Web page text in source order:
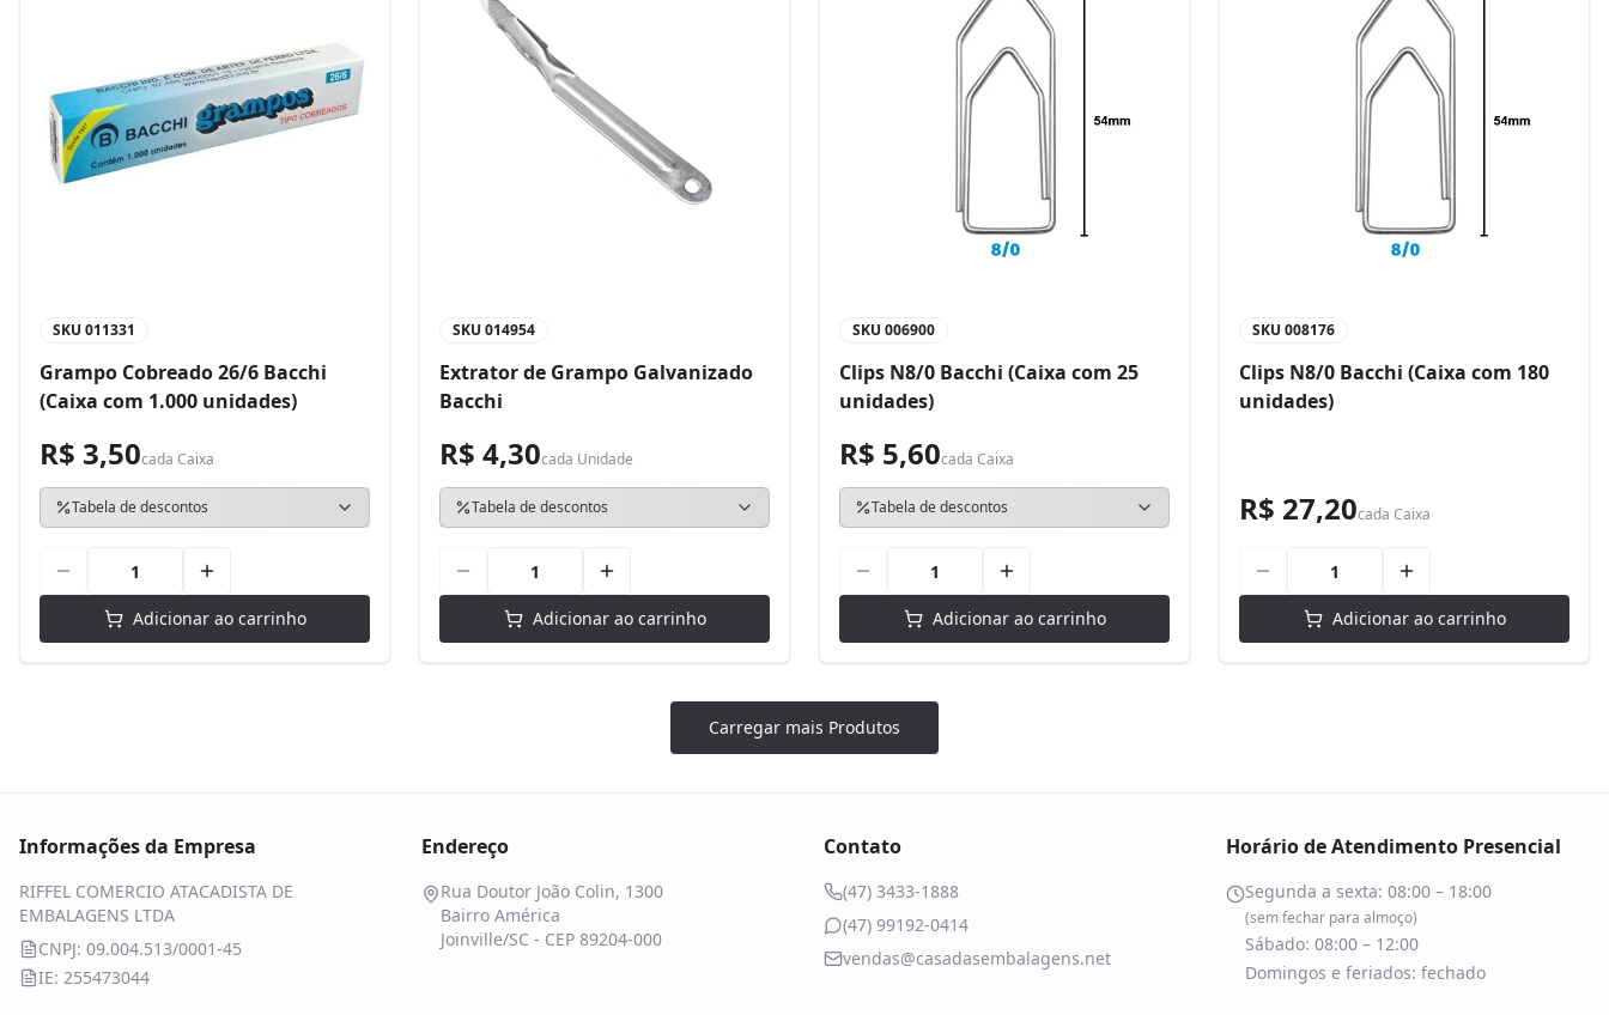
SKU 011331
Grampo Cobreado 26/6 Bacchi
(Caixa com 1.000 unidades)
R$ 3,50cada Caixa
Tabela de descontos
Adicionar ao carrinho
SKU 014954
Extrator de Grampo Galvanizado
Bacchi
R$ 4,30cada Unidade
Tabela de descontos
Adicionar ao carrinho
SKU 006900
Clips N8/0 Bacchi (Caixa com 25
unidades)
R$ 5,60cada Caixa
Tabela de descontos
Adicionar ao carrinho
SKU 008176
Clips N8/0 Bacchi (Caixa com 180
unidades)
R$ 27,20cada Caixa
Adicionar ao carrinho
Carregar mais Produtos
Informações da Empresa
RIFFEL COMERCIO ATACADISTA DE
EMBALAGENS LTDA
CNPJ: 09.004.513/0001-45
IE: 255473044
Endereço
Rua Doutor João Colin, 1300
Bairro América
Joinville/SC - CEP 89204-000
Contato
(47) 3433-1888
(47) 99192-0414
vendas@casadasembalagens.net
Horário de Atendimento Presencial
Segunda a sexta: 08:00 – 18:00
(sem fechar para almoço)
Sábado: 08:00 – 12:00
Domingos e feriados: fechado